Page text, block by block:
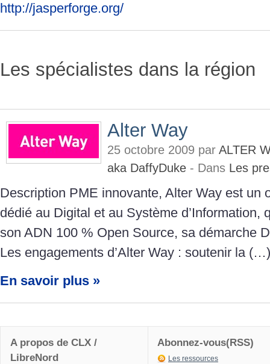
http://jasperforge.org/
Les spécialistes dans la région
Alter Way
25 octobre 2009 par ALTER
aka DaffyDuke - Dans Les
Description PME innovante, Alter Way est un
dédié au Digital et au Système d’Information,
son ADN 100 % Open Source, sa démarche
Les engagements d’Alter Way : soutenir la (…)
En savoir plus »
A propos de CLX /
LibreNord
Abonnez-vous(RSS)
Les ressources